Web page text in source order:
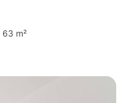
63 m²